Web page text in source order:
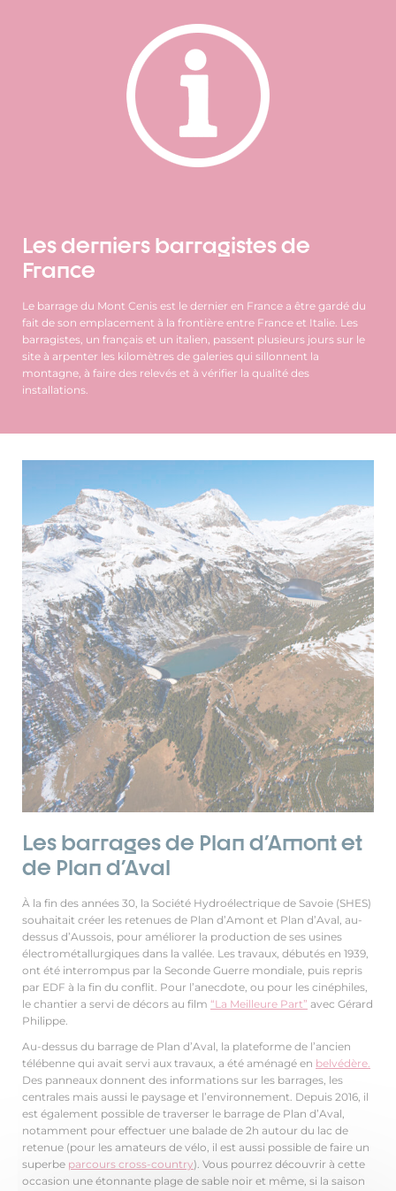
Les derniers barragistes de
France
Le barrage du Mont Cenis est le dernier en France a être gardé du
fait de son emplacement à la frontière entre France et Italie. Les
barragistes, un français et un italien, passent plusieurs jours sur le
site à arpenter les kilomètres de galeries qui sillonnent la
montagne, à faire des relevés et à vérifier la qualité des
installations.
Les barrages de Plan d'Amont et
de Plan d'Aval
À la fin des années 30, la Société Hydroélectrique de Savoie (SHES)
souhaitait créer les retenues de Plan d’Amont et Plan d’Aval, au-
dessus d’Aussois, pour améliorer la production de ses usines
électrométallurgiques dans la vallée. Les travaux, débutés en 1939,
ont été interrompus par la Seconde Guerre mondiale, puis repris
par EDF à la fin du conflit. Pour l’anecdote, ou pour les cinéphiles,
le chantier a servi de décors au film “La Meilleure Part” avec Gérard
Philippe.
Au-dessus du barrage de Plan d’Aval, la plateforme de l’ancien
télébenne qui avait servi aux travaux, a été aménagé en belvédère.
Des panneaux donnent des informations sur les barrages, les
centrales mais aussi le paysage et l’environnement. Depuis 2016, il
est également possible de traverser le barrage de Plan d’Aval,
notamment pour effectuer une balade de 2h autour du lac de
retenue (pour les amateurs de vélo, il est aussi possible de faire un
superbe parcours cross-country). Vous pourrez découvrir à cette
occasion une étonnante plage de sable noir et même, si la saison